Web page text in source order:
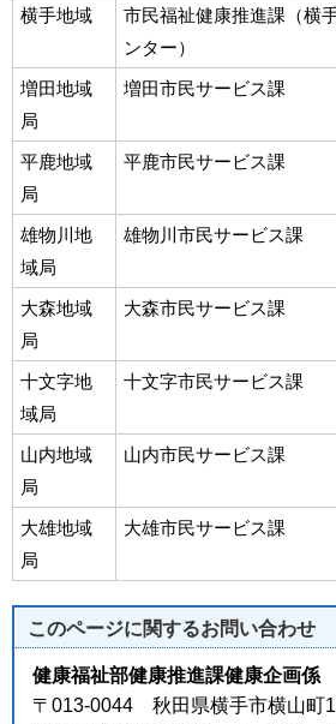
横手地域
市民福祉健康推進課（横
ンター）
増田地域
局
増田市民サービス課
平鹿地域
局
平鹿市民サービス課
雄物川地
域局
雄物川市民サービス課
大森地域
局
大森市民サービス課
十文字地
域局
十文字市民サービス課
山内地域
局
山内市民サービス課
大雄地域
局
大雄市民サービス課
このページに関するお問い合わせ
健康福祉部健康推進課健康企画係
〒013-0044 秋田県横手市横山町